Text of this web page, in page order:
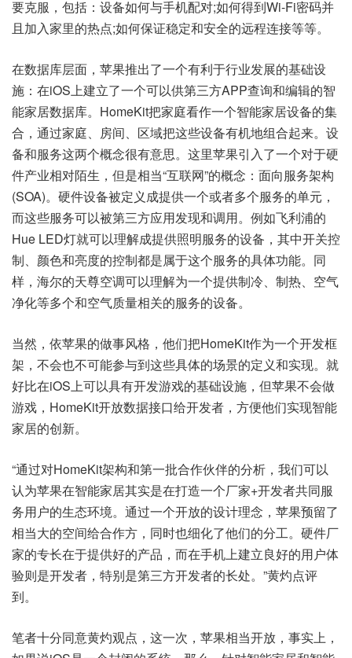
要克服，包括：设备如何与手机配对;如何得到Wi-Fi密码并
且加入家里的热点;如何保证稳定和安全的远程连接等等。
在数据库层面，苹果推出了一个有利于行业发展的基础设
施：在iOS上建立了一个可以供第三方APP查询和编辑的智
能家居数据库。HomeKit把家庭看作一个智能家居设备的集
合，通过家庭、房间、区域把这些设备有机地组合起来。设
备和服务这两个概念很有意思。这里苹果引入了一个对于硬
件产业相对陌生，但是相当“互联网”的概念：面向服务架构
(SOA)。硬件设备被定义成提供一个或者多个服务的单元，
而这些服务可以被第三方应用发现和调用。例如飞利浦的
Hue LED灯就可以理解成提供照明服务的设备，其中开关控
制、颜色和亮度的控制都是属于这个服务的具体功能。同
样，海尔的天尊空调可以理解为一个提供制冷、制热、空气
净化等多个和空气质量相关的服务的设备。
当然，依苹果的做事风格，他们把HomeKit作为一个开发框
架，不会也不可能参与到这些具体的场景的定义和实现。就
好比在iOS上可以具有开发游戏的基础设施，但苹果不会做
游戏，HomeKit开放数据接口给开发者，方便他们实现智能
家居的创新。
“通过对HomeKit架构和第一批合作伙伴的分析，我们可以
认为苹果在智能家居其实是在打造一个厂家+开发者共同服
务用户的生态环境。通过一个开放的设计理念，苹果预留了
相当大的空间给合作方，同时也细化了他们的分工。硬件厂
家的专长在于提供好的产品，而在手机上建立良好的用户体
验则是开发者，特别是第三方开发者的长处。”黄灼点评
到。
笔者十分同意黄灼观点，这一次，苹果相当开放，事实上，